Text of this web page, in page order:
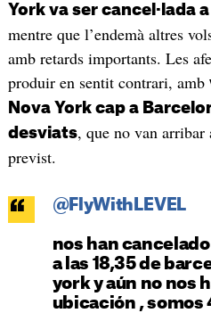
York va ser cancel·lada
mentre que l’endemà altres
amb retards importants. Les
produir en sentit contrari, amb
Nova York cap a
desviats, que no van arribar
previst.
@FlyWithLEVEL
nos han
a las 18,35 de
york y aún no nos
ubicación , somos